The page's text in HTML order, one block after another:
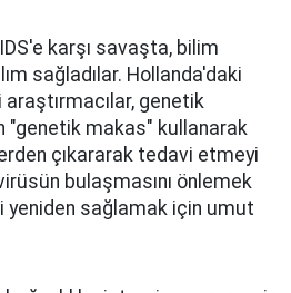
karşı savaşta, bilim
sağladılar. Hollanda'daki
genetik
"genetik makas" kullanarak
çıkararak tedavi etmeyi
bulaşmasını önlemek
yeniden sağlamak için umut